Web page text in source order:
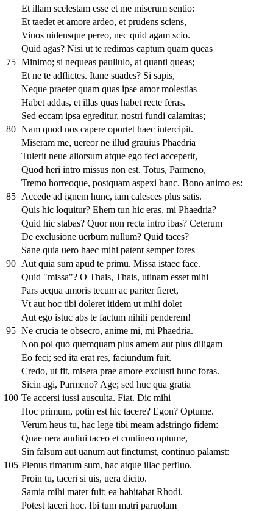
Et illam scelestam esse et me miserum sentio:
Et taedet et amore ardeo, et prudens sciens,
Viuos uidensque pereo, nec quid agam scio.
Quid agas? Nisi ut te redimas captum quam queas
75 Minimo; si nequeas paullulo, at quanti queas;
Et ne te adflictes. Itane suades? Si sapis,
Neque praeter quam quas ipse amor molestias
Habet addas, et illas quas habet recte feras.
Sed eccam ipsa egreditur, nostri fundi calamitas;
80 Nam quod nos capere oportet haec intercipit.
Miseram me, uereor ne illud grauius Phaedria
Tulerit neue aliorsum atque ego feci acceperit,
Quod heri intro missus non est. Totus, Parmeno,
Tremo horreoque, postquam aspexi hanc. Bono animo es:
85
Accede ad ignem hunc, iam calesces plus satis.
Quis hic loquitur? Ehem tun hic eras, mi Phaedria?
Quid hic stabas? Quor non recta intro ibas? Ceterum
De exclusione uerbum nullum? Quid taces?
Sane quia uero haec mihi patent semper fores
90
Aut quia sum apud te primu. Missa istaec face.
Quid "missa"? O Thais, Thais, utinam esset mihi
Pars aequa amoris tecum ac pariter fieret,
Vt aut hoc tibi doleret itidem ut mihi dolet
Aut ego istuc abs te factum nihili penderem!
95 Ne crucia te obsecro, anime mi, mi Phaedria.
Non pol quo quemquam plus amem aut plus diligam
Eo feci; sed ita erat res, faciundum fuit.
Credo, ut fit, misera prae amore exclusti hunc foras.
Sicin agi, Parmeno? Age; sed huc qua gratia
100 Te accersi iussi ausculta. Fiat. Dic mihi
Hoc primum, potin est hic tacere? Egon? Optume.
Verum heus tu, hac lege tibi meam adstringo fidem:
Quae uera audiui taceo et contineo optume,
Sin falsum aut uanum aut finctumst, continuo palamst:
105 Plenus rimarum sum, hac atque illac perfluo.
Proin tu, taceri si uis, uera dicito.
Samia mihi mater fuit: ea habitabat Rhodi.
Potest taceri hoc. Ibi tum matri paruolam